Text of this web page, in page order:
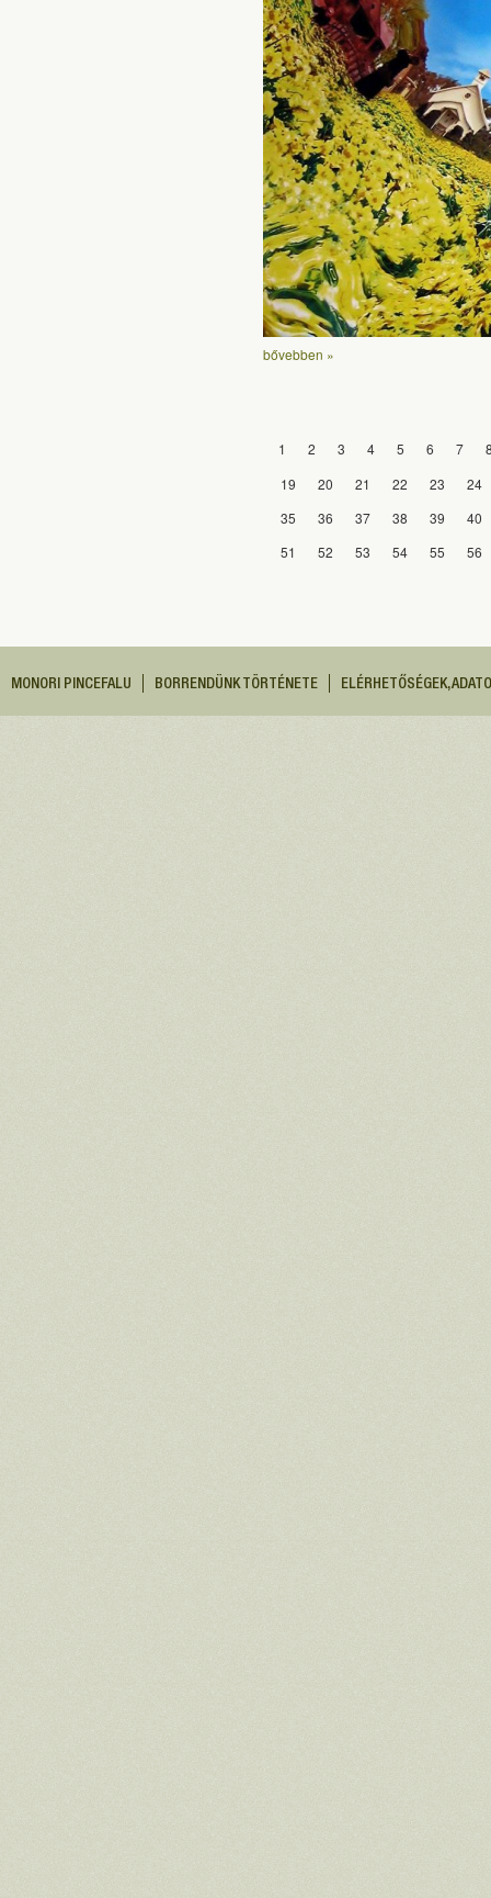
bővebben »
1 2 3 4 5 6 7
19
20 21 22 23
24
35
36 37 38 39
40
51
52 53 54 55 56
MONORI PINCEFALU BORRENDÜNK TÖRTÉNETE ELÉRHETŐSÉGEK,